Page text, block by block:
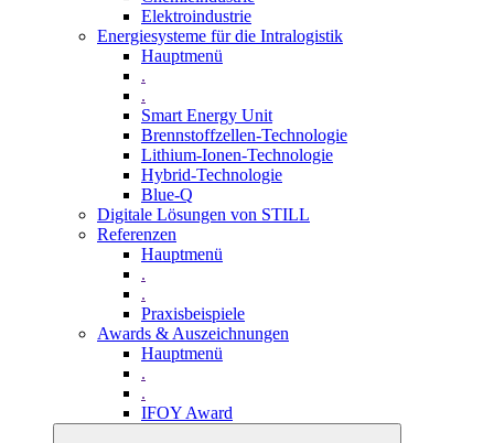
Elektroindustrie
Energiesysteme für die Intralogistik
Hauptmenü
.
.
Smart Energy Unit
Brennstoffzellen-Technologie
Lithium-Ionen-Technologie
Hybrid-Technologie
Blue-Q
Digitale Lösungen von STILL
Referenzen
Hauptmenü
.
.
Praxisbeispiele
Awards & Auszeichnungen
Hauptmenü
.
.
IFOY Award